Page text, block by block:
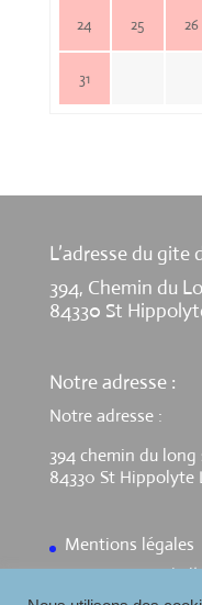
24 25 26
31
L’adresse du gite
394, Chemin du
84330 St
Notre adresse :
Notre adresse :
394 chemin du long
84330 St Hippolyte
Mentions légales
Contact Gite de